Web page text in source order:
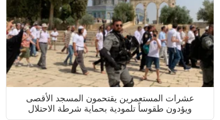
عشرات المستعمرين يقتحمون المسجد الأقصى
ويؤدون طقوساً تلمودية بحماية شرطة الاحتلال